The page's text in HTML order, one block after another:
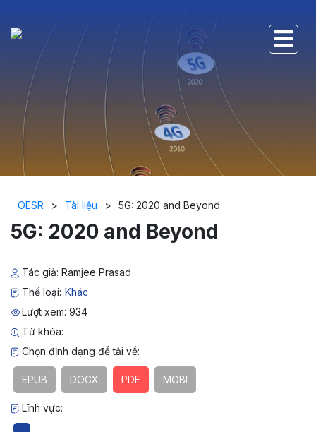
OESR > Tài liệu > 5G: 2020 and Beyond
5G: 2020 and Beyond
Tác giả: Ramjee Prasad
Thể loại: Khác
Lượt xem: 934
Từ khóa:
Chọn định dạng để tải về:
EPUB DOCX PDF MOBI
Lĩnh vực: